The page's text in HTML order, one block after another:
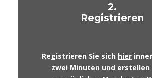
2.
Registrieren
Registrieren Sie sich hier
zwei Minuten und erstellen